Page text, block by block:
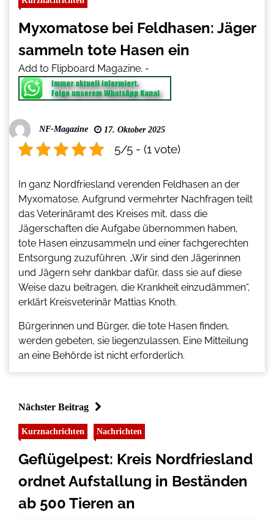
Myxomatose bei Feldhasen: Jäger
sammeln tote Hasen ein
Add to Flipboard Magazine. -
NF-Magazine 17. Oktober 2025
5/5 - (1 vote)
In ganz Nordfriesland verenden Feldhasen an der
Myxomatose. Aufgrund vermehrter Nachfragen teilt
das Veterinäramt des Kreises mit, dass die
Jägerschaften die Aufgabe übernommen haben,
tote Hasen einzusammeln und einer fachgerechten
Entsorgung zuzuführen. „Wir sind den Jägerinnen
und Jägern sehr dankbar dafür, dass sie auf diese
Weise dazu beitragen, die Krankheit einzudämmen“,
erklärt Kreisveterinär Mattias Knoth.
Bürgerinnen und Bürger, die tote Hasen finden,
werden gebeten, sie liegenzulassen. Eine Mitteilung
an eine Behörde ist nicht erforderlich.
Nächster Beitrag
Kurznachrichten Nachrichten
Geflügelpest: Kreis Nordfriesland
ordnet Aufstallung in Beständen
ab 500 Tieren an